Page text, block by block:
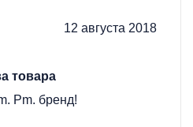
12 августа 2018
товара
Pm. бренд!